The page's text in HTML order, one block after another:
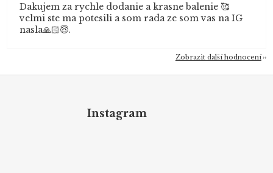
Dakujem za rychle dodanie a krasne balenie 🥰
velmi ste ma potesili a som rada ze som vas na IG
nasla🙏🏻😇.
Zobrazit další hodnocení
Instagram